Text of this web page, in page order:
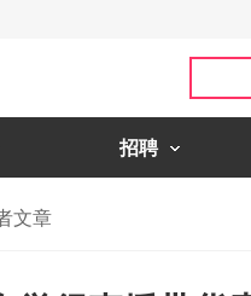
招聘
文章